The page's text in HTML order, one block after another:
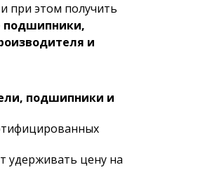
при этом получить
подшипники,
и
подшипники и
удерживать цену на